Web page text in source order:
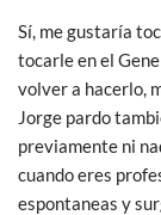
Sí, me gustaría
tocarle en el
volver a hacerlo,
Jorge pardo
previamente ni
cuando eres
espontaneas y